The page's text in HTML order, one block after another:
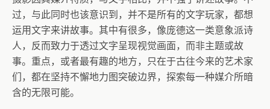
过，与此同时也该意识到，并不是所有的文字玩家，都想
运用文字来讲故事。其中有很多，像庞德这一类意象派诗
人，反而致力于透过文字呈现视觉画面，而非主题或故
事。重点，或者最有趣的地方，只在于古往今来的艺术家
们，都在坚持不懈地力图突破边界，探索每一种媒介所暗
含的无限可能。